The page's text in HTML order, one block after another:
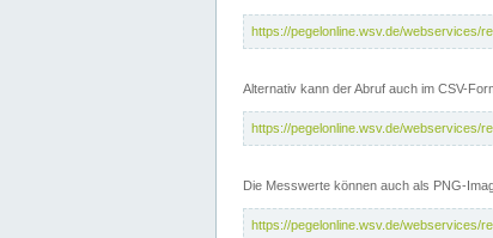
https://pegelonline.wsv.de/webservices/
Alternativ kann der Abruf auch im CSV-
https://pegelonline.wsv.de/webservices/
Die Messwerte können auch als PNG-
https://pegelonline.wsv.de/webservices/